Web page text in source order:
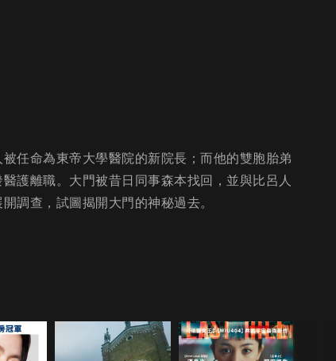
任命為東帝大學醫院的新院長；而他的雙胞胎弟
護離職。大門被昔日同事森本找回，並與比呂人
調查，試圖揭開大門的神秘過去。